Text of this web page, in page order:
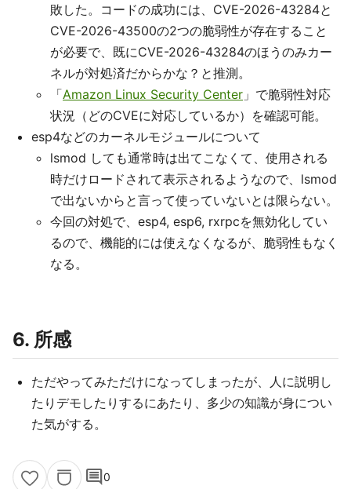
敗した。コードの成功には、CVE-2026-43284と
CVE-2026-43500の2つの脆弱性が存在すること
が必要で、既にCVE-2026-43284のほうのみカー
ネルが対処済だからかな？と推測。
「Amazon Linux Security Center 」で脆弱性対応
状況（どのCVEに対応しているか）を確認可能。
esp4などのカーネルモジュールについて
lsmod しても通常時は出てこなくて、使用される
時だけロードされて表示されるようなので、lsmod
で出ないからと言って使っていないとは限らない。
今回の対処で、esp4, esp6, rxrpcを無効化してい
るので、機能的には使えなくなるが、脆弱性もなく
なる。
6. 所感
ただやってみただけになってしまったが、人に説明し
たりデモしたりするにあたり、多少の知識が身につい
た気がする。
comment0